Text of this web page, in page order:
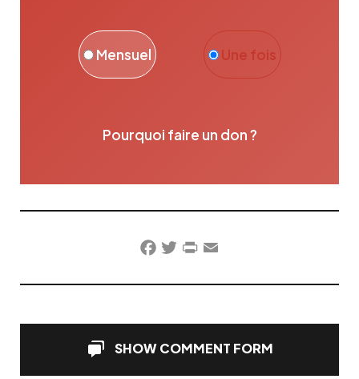
Une fois
Mensuel
Pourquoi faire un don ?
Facebook
TwitterPrintFriendly
Email
SHOW COMMENT FORM